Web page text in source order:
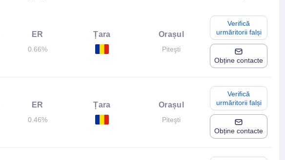
ER
0.66%
Țara Orașul
Piteşti
Verifică
urmăritorii falși
Obține contacte
ER
0.46%
Țara Orașul
Piteşti
Verifică
urmăritorii falși
Obține contacte